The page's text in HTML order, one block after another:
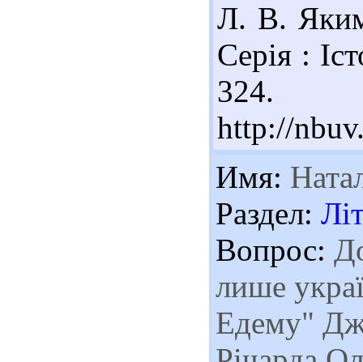
Л. В.
Серія :
324.
http://
Имя:
Раздел:
Вопрос:
лише
Едему"